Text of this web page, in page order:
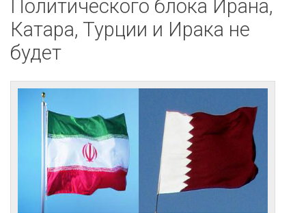
Политического блока Ирана,
Катара, Турции и Ирака не
будет